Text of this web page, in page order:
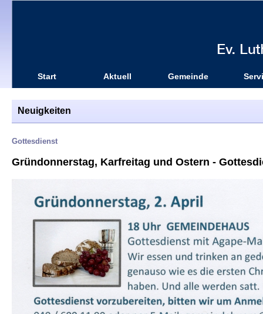
Start Aktuell Gemeinde
Neuigkeiten
Gottesdienst
Gründonnerstag, Karfreitag und Ostern -